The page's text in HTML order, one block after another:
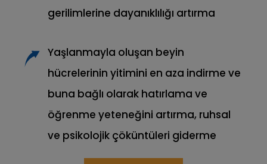
gerilimlerine dayanıklılığı artırma
Yaşlanmayla oluşan beyin
hücrelerinin yitimini en aza indirme ve
buna bağlı olarak hatırlama ve
öğrenme yeteneğini artırma, ruhsal
ve psikolojik çöküntüleri giderme